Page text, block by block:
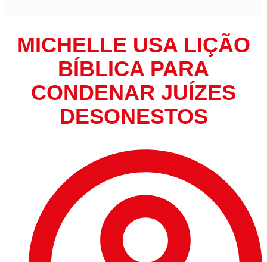
MICHELLE USA LIÇÃO
BÍBLICA PARA
CONDENAR JUÍZES
DESONESTOS